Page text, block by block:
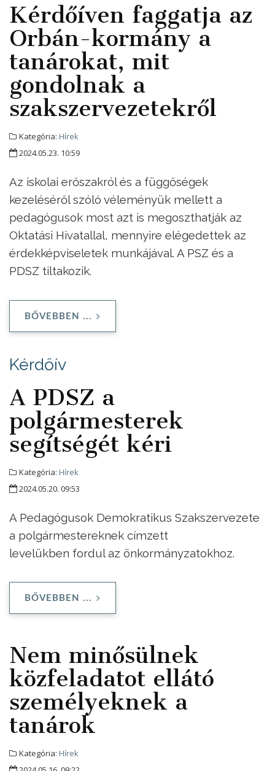
Kérdőíven faggatja az
Orbán-kormány a
tanárokat, mit
gondolnak a
szakszervezetekről
Kategória: Hírek
2024.05.23. 10:59
Az iskolai erőszakról és a függőségek
kezeléséről szóló véleményük mellett a
pedagógusok most azt is megoszthatják az
Oktatási Hivatallal, mennyire elégedettek az
érdekképviseletek munkájával. A PSZ és a
PDSZ tiltakozik.
BŐVEBBEN ...
Kérdőív
A PDSZ a
polgármesterek
segítségét kéri
Kategória: Hírek
2024.05.20. 09:53
A Pedagógusok Demokratikus Szakszervezete
a polgármestereknek címzett
levelükben fordul az önkormányzatokhoz.
BŐVEBBEN ...
Nem minősülnek
közfeladatot ellátó
személyeknek a
tanárok
Kategória: Hírek